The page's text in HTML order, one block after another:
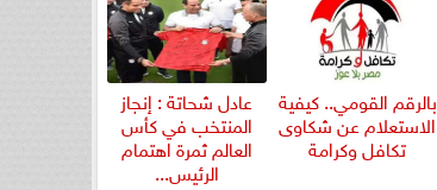
بالرقم القومي.. كيفية
الاستعلام عن شكاوى
تكافل وكرامة
عادل شحاتة : إنجاز
المنتخب في كأس
العالم ثمرة اهتمام
الرئيس...